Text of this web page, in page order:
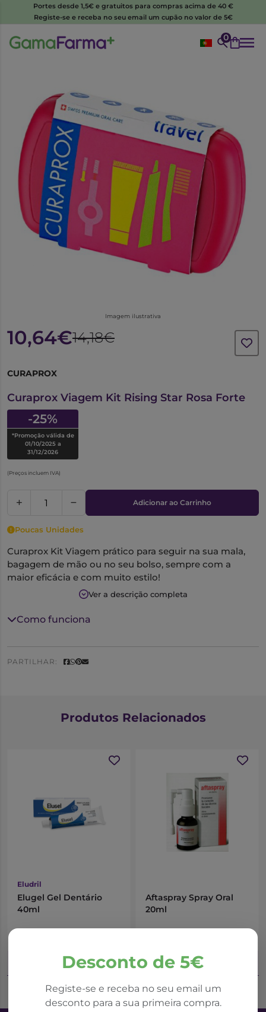
Portes desde 1,5€ e gratuitos para compras acima de 40 €
Registe-se e receba no seu email um cupão no valor de 5€
0
Imagem ilustrativa
10,64€14,18€
CURAPROX
Curaprox Viagem Kit Rising Star Rosa Forte
-25%
*Promoção válida de
01/10/2025 a
31/12/2026
(Preços incluem IVA)
Adicionar ao Carrinho
Poucas Unidades
Curaprox Kit Viagem prático para seguir na sua mala,
bagagem de mão ou no seu bolso, sempre com a
maior eficácia e com muito estilo!
Uma Escova Curaprox 5460 Ultra Soft.
Um Escovilhão Interdental
Uma pasta de dentes Be You: uma pasta de dentes de
Estojo: Coral
Ver a descrição completa
Como funciona
PARTILHAR:
Desconto de 5€
Registe-se e receba no seu email um
desconto para a sua primeira compra.
Produtos Relacionados
Eludril
Elugel Gel Dentário
40ml
Adicionar ao Carrinho
Aftaspray Spray Oral
20ml
Adicionar ao Carrinho